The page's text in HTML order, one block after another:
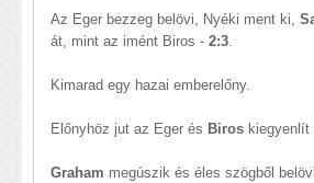
Az Eger bezzeg belövi, Nyéki ment ki,
át, mint az imént Biros - 2:3
Kimarad egy hazai emberelőny.
Előnyhöz jut az Eger és Biros kiegyenlít
Graham megúszik és éles szögből